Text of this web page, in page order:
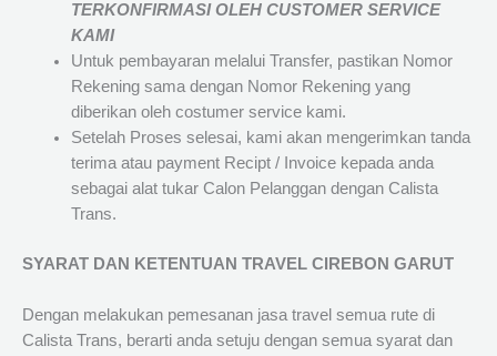
TERKONFIRMASI OLEH CUSTOMER SERVICE
KAMI
Untuk pembayaran melalui Transfer, pastikan Nomor
Rekening sama dengan Nomor Rekening yang
diberikan oleh costumer service kami.
Setelah Proses selesai, kami akan mengerimkan tanda
terima atau payment Recipt / Invoice kepada anda
sebagai alat tukar Calon Pelanggan dengan Calista
Trans.
SYARAT DAN KETENTUAN TRAVEL CIREBON GARUT
Dengan melakukan pemesanan jasa travel semua rute di
Calista Trans, berarti anda setuju dengan semua syarat dan